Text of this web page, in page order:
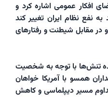
افکار عمومی اشاره کرد و
نفع نظام ایران تغییر کند
در مقابل شیطنت و رفتارهای
تنش‌ها با توجه به شخصیت
همسو با آمریکا خواهان
مسیر دیپلماسی و کاهش